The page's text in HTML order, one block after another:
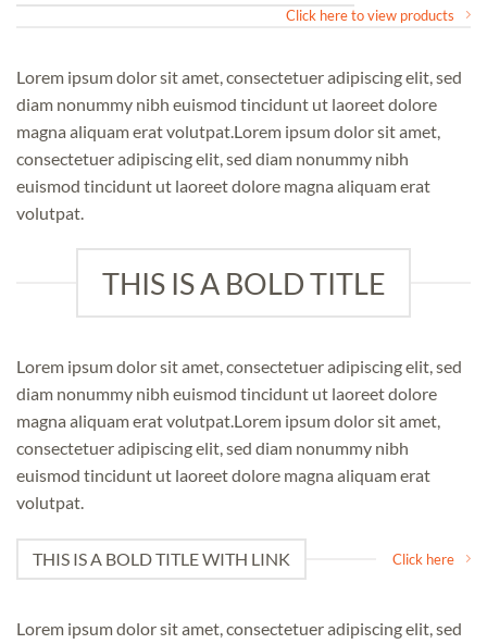
Click here to view products
Lorem ipsum dolor sit amet, consectetuer adipiscing elit, sed
diam nonummy nibh euismod tincidunt ut laoreet dolore
magna aliquam erat volutpat.Lorem ipsum dolor sit amet,
consectetuer adipiscing elit, sed diam nonummy nibh
euismod tincidunt ut laoreet dolore magna aliquam erat
volutpat.
THIS IS A BOLD TITLE
Lorem ipsum dolor sit amet, consectetuer adipiscing elit, sed
diam nonummy nibh euismod tincidunt ut laoreet dolore
magna aliquam erat volutpat.Lorem ipsum dolor sit amet,
consectetuer adipiscing elit, sed diam nonummy nibh
euismod tincidunt ut laoreet dolore magna aliquam erat
volutpat.
THIS IS A BOLD TITLE WITH LINK Click here
Lorem ipsum dolor sit amet, consectetuer adipiscing elit, sed